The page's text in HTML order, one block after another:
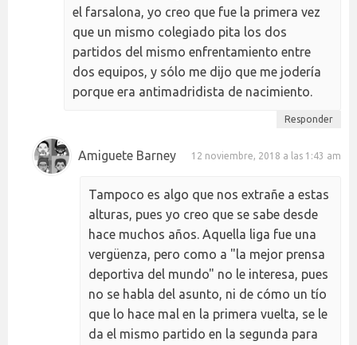
el farsalona, yo creo que fue la primera vez
que un mismo colegiado pita los dos
partidos del mismo enfrentamiento entre
dos equipos, y sólo me dijo que me jodería
porque era antimadridista de nacimiento.
Responder
Amiguete Barney 12 noviembre, 2018 a las 1:43 am
Tampoco es algo que nos extrañe a estas
alturas, pues yo creo que se sabe desde
hace muchos años. Aquella liga fue una
vergüenza, pero como a "la mejor prensa
deportiva del mundo" no le interesa, pues
no se habla del asunto, ni de cómo un tío
que lo hace mal en la primera vuelta, se le
da el mismo partido en la segunda para